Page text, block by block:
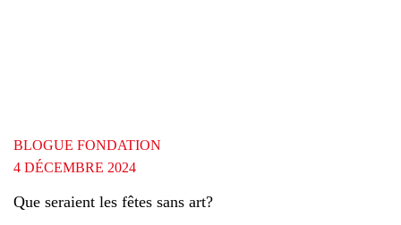
BLOGUE FONDATION
4 DÉCEMBRE 2024
Que seraient les fêtes sans art?